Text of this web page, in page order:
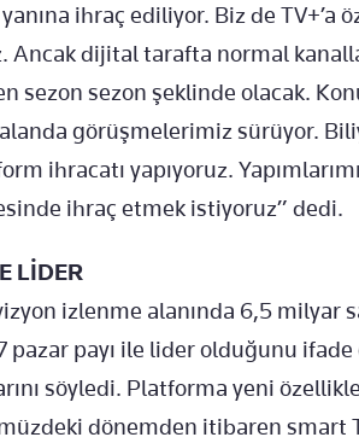
ihraç ediliyor. Biz de TV+’a
Ancak dijital tarafta normal
sezon sezon şeklinde olacak.
alanda görüşmelerimiz sürüyor.
ihracatı yapıyoruz.
ihraç etmek istiyoruz” dedi.
LİDER
izlenme alanında 6,5 milyar
pazar payı ile lider olduğunu
söyledi. Platforma yeni
dönemden itibaren smart